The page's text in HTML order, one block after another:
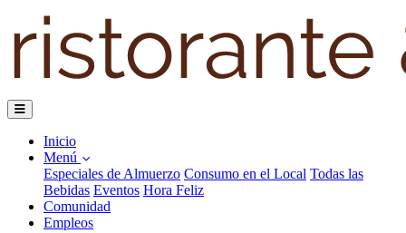
Inicio
Menú
Especiales de Almuerzo Consumo en el Local Todas las
Bebidas Eventos Hora Feliz
Comunidad
Empleos